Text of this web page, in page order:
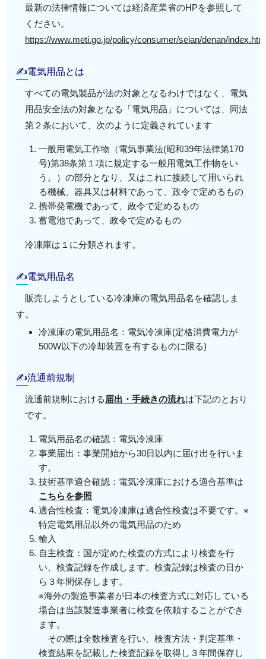
最新の法律情報については経済産業省のHPを参照して
ください。
https://www.meti.go.jp/policy/consumer/seian/denan/index.htm
✍電気用品とは
すべての電気製品が法の対象となるわけではなく、電気
用品安全法の対象となる「電気用品」については、同法
第２条において、次のように定義されています
一般用電気工作物（電気事業法(昭和39年法律第170
号)第38条第１項に規定する一般用電気工作物をい
う。）の部分となり、又はこれに接続して用いられ
る機械、器具又は材料であって、政令で定めるもの
携帯発電機であって、政令で定めるもの
蓄電池であって、政令で定めるもの
冷凍庫は１に分類されます。
✍電気用品名
販売しようとしている冷凍庫の電気用品名を確認しま
す。
冷凍庫の電気用品名：電気冷凍庫(定格消費電力が
500W以下の冷却装置を有するものに限る)
✍流通前規制
流通前規制における届出・手続きの流れは下記のとおり
です。
電気用品名の確認：電気冷凍庫
事業届出：事業開始から30日以内に届け出を行いま
す。
技術基準適合確認：電気冷凍庫における適合基準は
こちらを参照
適合性検査：電気冷凍庫は適合性検査は不要です。※
特定電気用品以外の電気用品のため
輸入
自主検査：国が定めた検査の方式により検査を行
い、検査記録を作成します。検査記録は検査の日か
ら３年間保存します。
※海外の製造事業者が日本の検査方式に対応している
場合は当該製造事業者に検査を依頼することができ
ます。
その際は全数検査を行い、検査方法・判定基準・
検査結果を記載した検査記録を取得し３年間保存し